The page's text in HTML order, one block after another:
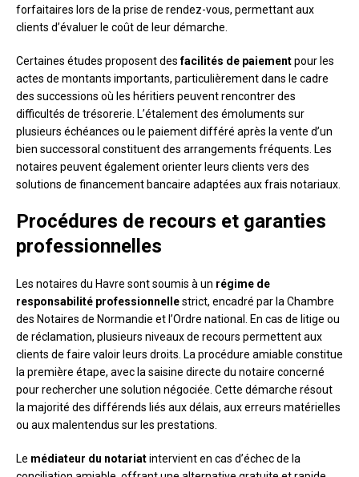
forfaitaires lors de la prise de rendez-vous, permettant aux
clients d’évaluer le coût de leur démarche.
Certaines études proposent desfacilités de paiementpour les
actes de montants importants, particulièrement dans le cadre
des successions où les héritiers peuvent rencontrer des
difficultés de trésorerie. L’étalement des émoluments sur
plusieurs échéances ou le paiement différé après la vente d’un
bien successoral constituent des arrangements fréquents. Les
notaires peuvent également orienter leurs clients vers des
solutions de financement bancaire adaptées aux frais notariaux.
Procédures de recours et garanties
professionnelles
Les notaires du Havre sont soumis à un régime de
responsabilité professionnellestrict, encadré par la Chambre
des Notaires de Normandie et l’Ordre national. En cas de litige ou
de réclamation, plusieurs niveaux de recours permettent aux
clients de faire valoir leurs droits. La procédure amiable constitue
la première étape, avec la saisine directe du notaire concerné
pour rechercher une solution négociée. Cette démarche résout
la majorité des différends liés aux délais, aux erreurs matérielles
ou aux malentendus sur les prestations.
Le médiateur du notariatintervient en cas d’échec de la